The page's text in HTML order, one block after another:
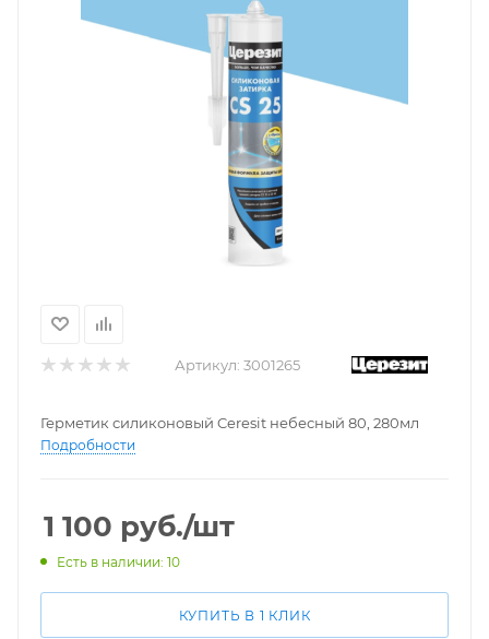
Артикул: 3001265
Герметик силиконовый Ceresit небесный 80, 280мл
Подробности
1 100 руб./шт
Есть в наличии: 10
КУПИТЬ В 1 КЛИК